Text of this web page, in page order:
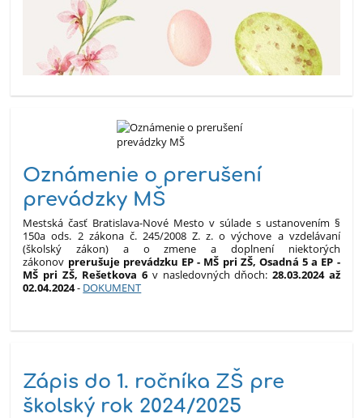
Oznámenie o prerušení
prevádzky MŠ
Mestská časť Bratislava-Nové Mesto v súlade s ustanovením §
150a ods. 2 zákona č. 245/2008 Z. z. o výchove a vzdelávaní
(školský zákon) a o zmene a doplnení niektorých
zákonov prerušuje prevádzku EP - MŠ pri ZŠ, Osadná 5 a EP -
MŠ pri ZŠ, Rešetkova 6 v nasledovných dňoch: 28.03.2024 až
02.04.2024- DOKUMENT
Zápis do 1. ročníka ZŠ pre
školský rok 2024/2025